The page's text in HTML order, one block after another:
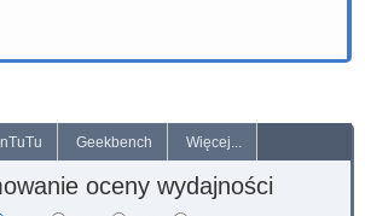
Geekbench Więcej...
oceny wydajności